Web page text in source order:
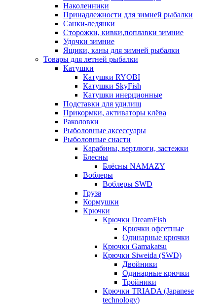
Наколенники
Принадлежности для зимней рыбалки
Санки-ледянки
Сторожки, кивки,поплавки зимние
Удочки зимние
Ящики, каны для зимней рыбалки
Товары для летней рыбалки
Катушки
Катушки RYOBI
Катушки SkyFish
Катушки инерционные
Подставки для удилищ
Прикормки, активаторы клёва
Раколовки
Рыболовные аксессуары
Рыболовные снасти
Карабины, вертлюги, застежки
Блесны
Блёсны NAMAZY
Воблеры
Воблеры SWD
Груза
Кормушки
Крючки
Крючки DreamFish
Крючки офсетные
Одинарные крючки
Крючки Gamakatsu
Крючки Siweida (SWD)
Двойники
Одинарные крючки
Тройники
Крючки TRIADA (Japanese
technology)